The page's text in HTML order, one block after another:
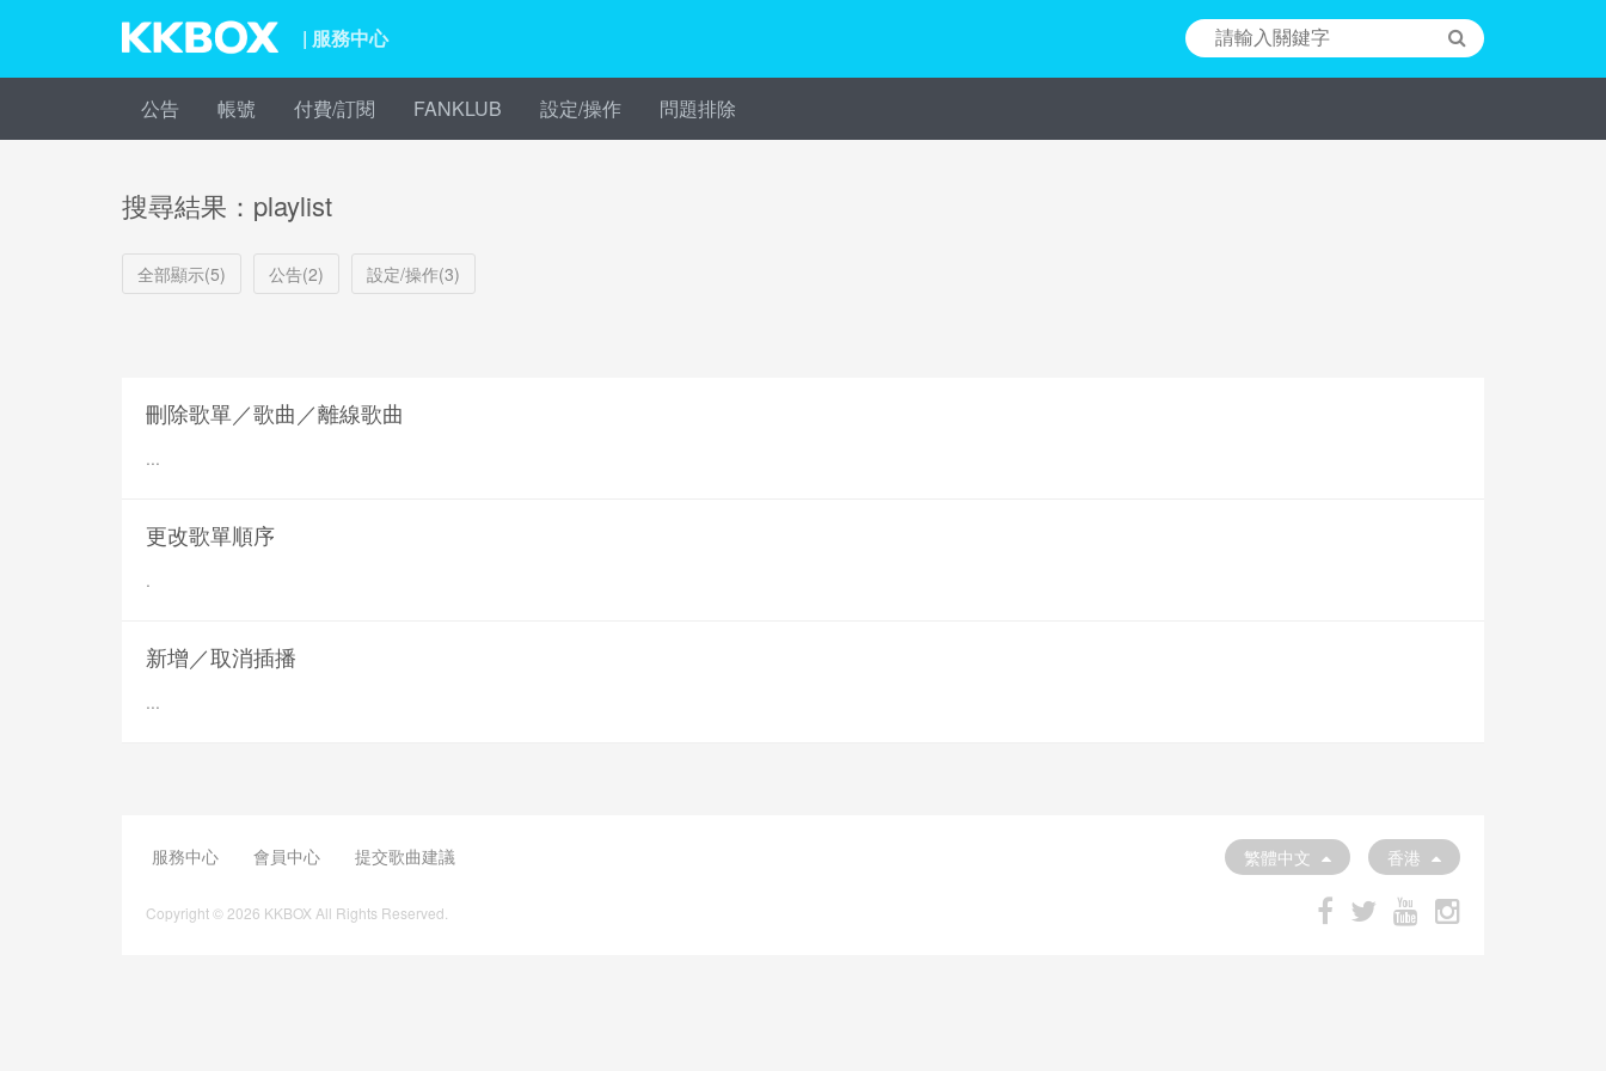
| 服務中心
公告 帳號 付費/訂閱 FANKLUB 設定/操作 問題排除
搜尋結果：playlist
全部顯示(5) 公告(2) 設定/操作(3)
刪除歌單／歌曲／離線歌曲
...
更改歌單順序
.
新增／取消插播
...
服務中心 會員中心 提交歌曲建議 香港
繁體中文
Copyright © 2026 KKBOX All Rights Reserved.